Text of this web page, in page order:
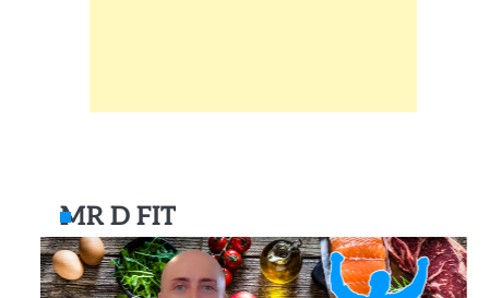
MR D FIT